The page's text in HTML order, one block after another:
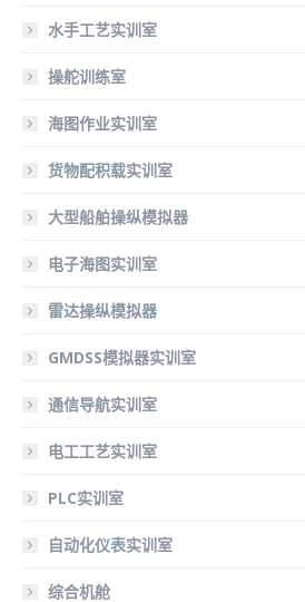
水手工艺实训室
操舵训练室
海图作业实训室
货物配积载实训室
大型船舶操纵模拟器
电子海图实训室
雷达操纵模拟器
GMDSS模拟器实训室
通信导航实训室
电工工艺实训室
PLC实训室
自动化仪表实训室
综合机舱